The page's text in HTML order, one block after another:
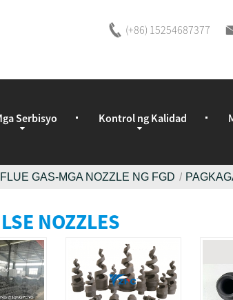
(+86) 15254687377
Serbisyo Kontrol ng Kalidad
GAS-MGA NOZZLE NG FGD
NOZZLES